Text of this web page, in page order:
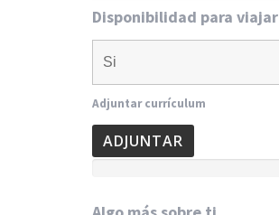
Disponibilidad para viajar
Adjuntar currículum
ADJUNTAR